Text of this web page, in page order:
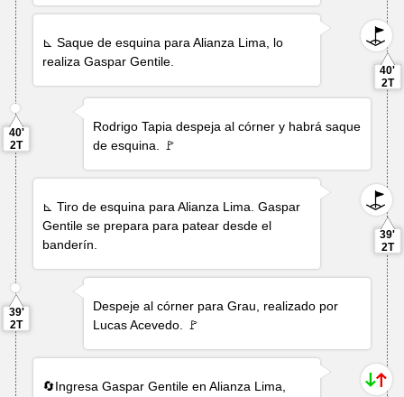
⊾ Saque de esquina para Alianza Lima, lo
realizaGaspar Gentile
40'
2T
40'
2T
Rodrigo Tapia despeja al córner y habrá saque
de esquina. 🚩
⊾ Tiro de esquina para Alianza Lima.Gaspar
Gentile se prepara para patear desde el
banderín.
39'
2T
39'
2T
Despeje al córner para Grau, realizado por
Lucas Acevedo . 🚩
🔄IngresaGaspar Gentile en Alianza Lima,